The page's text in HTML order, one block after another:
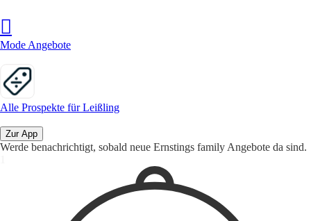
Mode Angebote
Alle Prospekte für Leißling
Zur App
Werde benachrichtigt, sobald neue Ernstings family Angebote da sind.